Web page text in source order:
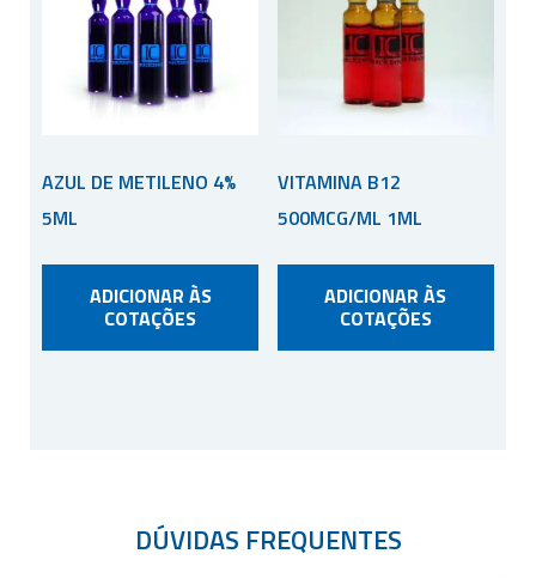
AZUL DE METILENO 4%
5ML
ADICIONAR ÀS
COTAÇÕES
VITAMINA B12
500MCG/ML 1ML
ADICIONAR ÀS
COTAÇÕES
DÚVIDAS FREQUENTES